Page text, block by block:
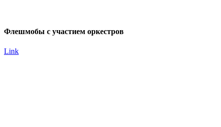
Флешмобы с участием оркестров
Link